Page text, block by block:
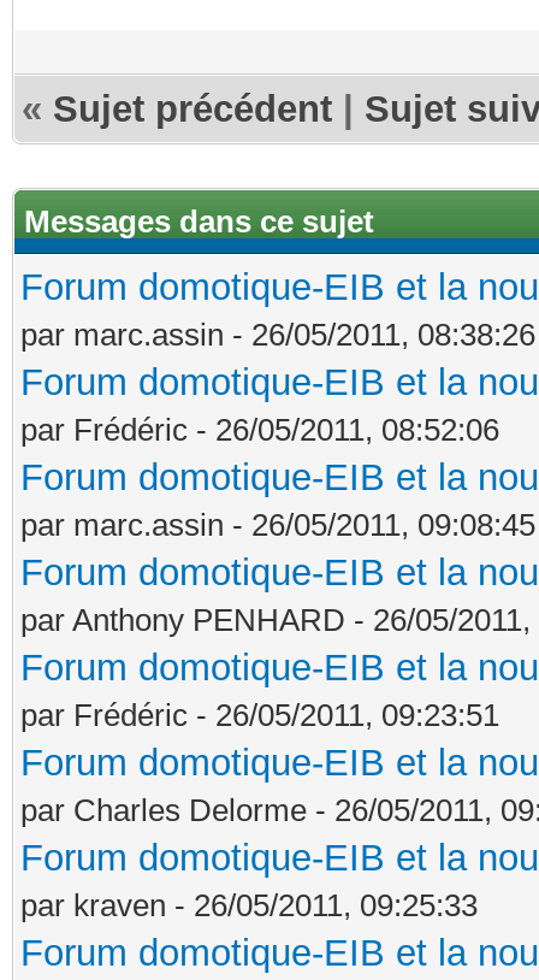
« Sujet précédent Sujet
Messages dans ce sujet
Forum domotique-EIB et la
par marc.assin - 26/05/2011, 08:38:26
Forum domotique-EIB et la
par Frédéric - 26/05/2011, 08:52:06
Forum domotique-EIB et la
par marc.assin - 26/05/2011, 09:08:45
Forum domotique-EIB et la
par Anthony PENHARD - 26/05/
Forum domotique-EIB et la
par Frédéric - 26/05/2011, 09:23:51
Forum domotique-EIB et la
par Charles Delorme - 26/05/2011,
Forum domotique-EIB et la
par kraven - 26/05/2011, 09:25:33
Forum domotique-EIB et la